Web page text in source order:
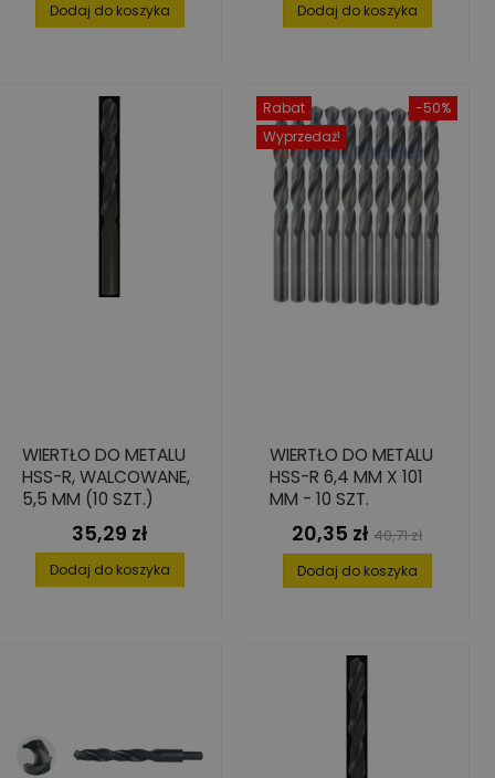
Dodaj do koszyka Dodaj do koszyka
WIERTŁO DO METALU
HSS-R, WALCOWANE,
5,5 MM (10 SZT.)
Cena
35,29 zł
Dodaj do koszyka
-50%
Rabat
Wyprzedaż!
WIERTŁO DO METALU
HSS-R 6,4 MM X 101
MM - 10 SZT.
Cena
20,35 zł Cena
podstawowa
40,71 zł
Dodaj do koszyka